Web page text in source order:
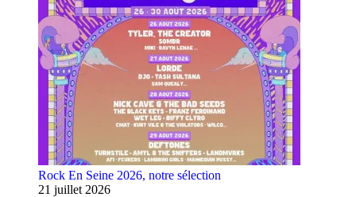
Rock En Seine 2026, notre sélection
21 juillet 2026